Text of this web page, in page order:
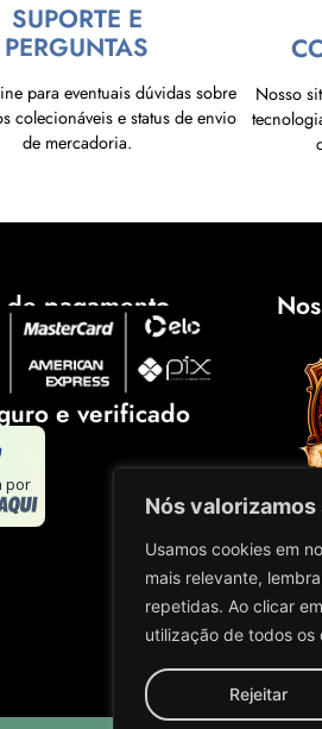
Nós
Usamos cookies em
mais relevante,
repetidas. Ao clicar
utilização de todos os
Rejeitar
SUPORTE E
PERGUNTAS
para eventuais dúvidas sobre
colecionáveis e status de envio
de mercadoria.
Nosso
de pagamento
e verificado
por